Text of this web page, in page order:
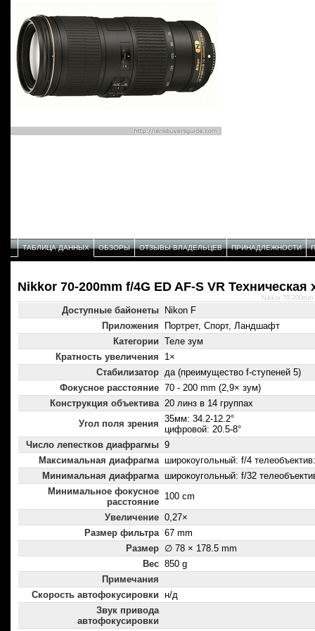
ТАБЛИЦА ДАННЫХ ОБЗОРЫ ОТЗЫВЫ ВЛАДЕЛЬЦЕВ ПРИНАДЛЕЖНОСТИ
Nikkor 70-200mm f/4G ED AF-S VR Техническая
Доступные байонеты
Nikon F
Приложения
Портрет, Спорт, Ландшафт
Категории Теле зум
Кратность увеличения
1×
Стабилизатор да (преимущество f-ступеней 5)
Фокусное расстояние 70 - 200 mm (2,9× зум)
Конструкция объектива 20 линз в 14 группах
Угол поля зрения 35мм: 34.2-12.2°
цифровой: 20.5-8°
Число лепестков диафрагмы 9
Максимальная диафрагма широкоугольный: f/4
Минимальная диафрагма широкоугольный: f/32
Минимальное фокусное
расстояние
100 cm
Увеличение 0,27×
Размер фильтра 67 mm
Размер ∅ 78 × 178.5 mm
Вес 850 g
Примечания
Скорость автофокусировки н/д
Звук привода
автофокусировки
Nikkor 70-